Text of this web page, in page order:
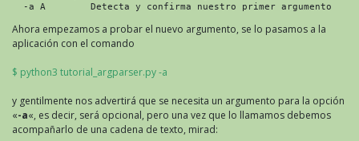
-a A        Detecta y confirma nuestro primer argumento
Ahora empezamos a probar el nuevo argumento, se lo pasamos a la
aplicación con el comando
$ python3 tutorial_argparser.py -a
y gentilmente nos advertirá que se necesita un argumento para la opción
«-a«, es decir, será opcional, pero una vez que lo llamamos debemos
acompañarlo de una cadena de texto, mirad: